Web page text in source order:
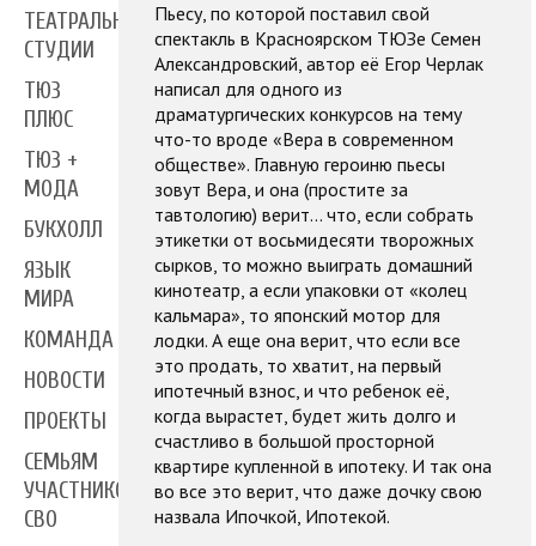
ТЕАТРАЛЬНЫЕ
СТУДИИ
ТЮЗ
ПЛЮС
ТЮЗ +
МОДА
БУКХОЛЛ
ЯЗЫК
МИРА
КОМАНДА
НОВОСТИ
ПРОЕКТЫ
СЕМЬЯМ
УЧАСТНИКОВ
СВО
Пьесу, по которой поставил свой
спектакль в Красноярском ТЮЗе Семен
Александровский, автор её Егор Черлак
написал для одного из
драматургических конкурсов на тему
что-то вроде «Вера в современном
обществе». Главную героиню пьесы
зовут Вера, и она (простите за
тавтологию) верит… что, если собрать
этикетки от восьмидесяти творожных
сырков, то можно выиграть домашний
кинотеатр, а если упаковки от «колец
кальмара», то японский мотор для
лодки. А еще она верит, что если все
это продать, то хватит, на первый
ипотечный взнос, и что ребенок её,
когда вырастет, будет жить долго и
счастливо в большой просторной
квартире купленной в ипотеку. И так она
во все это верит, что даже дочку свою
назвала Ипочкой, Ипотекой.